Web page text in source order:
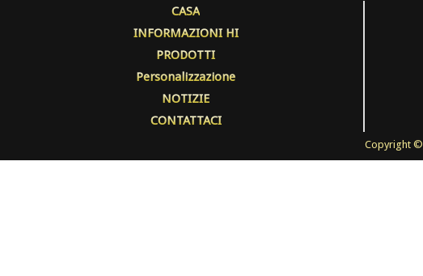
CASA
INFORMAZIONI HI
PRODOTTI
Personalizzazione
NOTIZIE
CONTATTACI
Copyright ©